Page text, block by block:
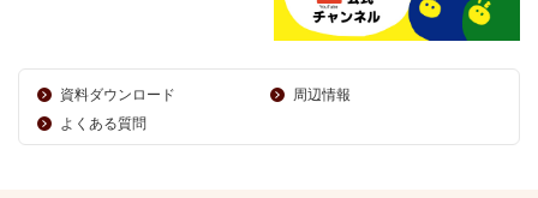
資料ダウンロード
周辺情報
よくある質問